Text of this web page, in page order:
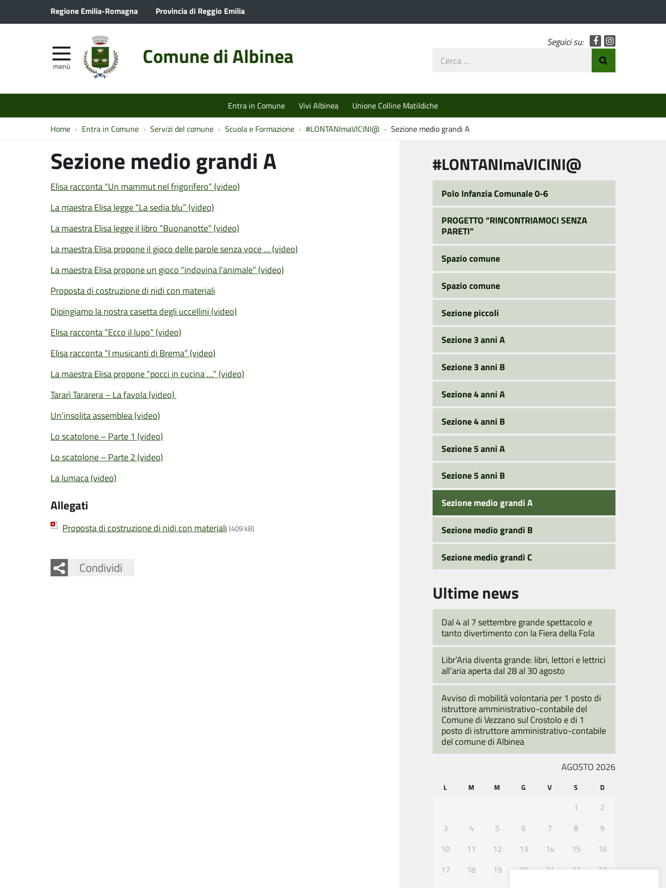
Regione Emilia-Romagna Provincia di Reggio Emilia
Comune di Albinea
menù
Seguici su: Facebook
Cerca
Entra in Comune Vivi Albinea Unione Colline Matildiche
Home Entra in Comune Servizi del comune Scuola e Formazione #LONTANImaVICINI@ Sezione medio grandi A
Sezione medio grandi A
Elisa racconta “Un mammut nel frigorifero” (video)
La maestra Elisa legge “La sedia blu” (video)
La maestra Elisa legge il libro “Buonanotte” (video)
La maestra Elisa propone il gioco delle parole senza voce … (video)
La maestra Elisa propone un gioco “indovina l’animale” (video)
Proposta di costruzione di nidi con materiali
Dipingiamo la nostra casetta degli uccellini (video)
Elisa racconta “Ecco il lupo” (video)
Elisa racconta “I musicanti di Brema” (video)
La maestra Elisa propone “pocci in cucina …” (video)
Tararì Tararera – La favola (video)
Un’insolita assemblea (video)
Lo scatolone – Parte 1 (video)
Lo scatolone – Parte 2 (video)
La lumaca (video)
Allegati
Proposta di costruzione di nidi con materiali (409 kB)
Condividi
Facebook
Twitter
Whatsapp
#LONTANImaVICINI@
Polo Infanzia Comunale 0-6
PROGETTO “RINCONTRIAMOCI SENZA
PARETI”
Spazio comune
Spazio comune
Sezione piccoli
Sezione 3 anni A
Sezione 3 anni B
Sezione 4 anni A
Sezione 4 anni B
Sezione 5 anni A
Sezione 5 anni B
Sezione medio grandi A
Sezione medio grandi B
Sezione medio grandi C
Ultime news
Dal 4 al 7 settembre grande spettacolo e
tanto divertimento con la Fiera della Fola
Libr’Aria diventa grande: libri, lettori e lettrici
all’aria aperta dal 28 al 30 agosto
Avviso di mobilità volontaria per 1 posto di
istruttore amministrativo-contabile del
Comune di Vezzano sul Crostolo e di 1
posto di istruttore amministrativo-contabile
del comune di Albinea
AGOSTO 2026
L M M G V S D
1
2
3
4 5 6 7 8
9
10
11 12 13 14 15
16
17
18 19 20 21 22
23